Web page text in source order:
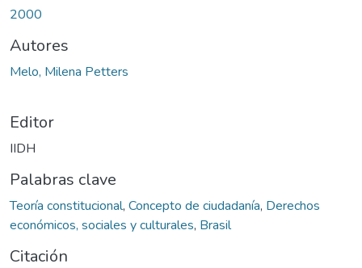
2000
Autores
Melo, Milena Petters
Editor
IIDH
Palabras clave
Teoría constitucional, Concepto de ciudadanía, Derechos
económicos, sociales y culturales, Brasil
Citación